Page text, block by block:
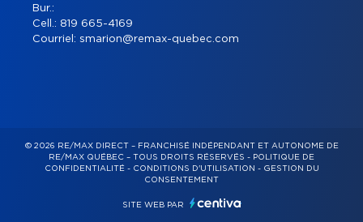
Bur.:
Cell.: 819 665-4169
Courriel: smarion@remax-quebec.com
© 2026 RE/MAX DIRECT – FRANCHISÉ INDÉPENDANT ET AUTONOME DE
RE/MAX QUÉBEC – TOUS DROITS RÉSERVÉS - POLITIQUE DE
CONFIDENTIALITÉ- CONDITIONS D'UTILISATION - GESTION DU
CONSENTEMENT
SITE WEB PAR